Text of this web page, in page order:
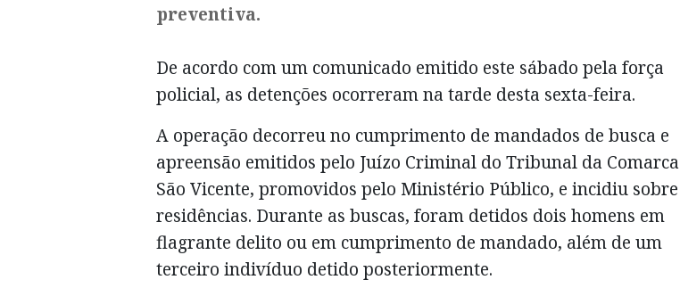
preventiva.
De acordo com um comunicado emitido este sábado pela força
policial, as detenções ocorreram na tarde desta sexta-feira.
A operação decorreu no cumprimento de mandados de busca e
apreensão emitidos pelo Juízo Criminal do Tribunal da
São Vicente, promovidos pelo Ministério Público, e incidiu
residências. Durante as buscas, foram detidos dois homens em
flagrante delito ou em cumprimento de mandado, além de um
terceiro indivíduo detido posteriormente.